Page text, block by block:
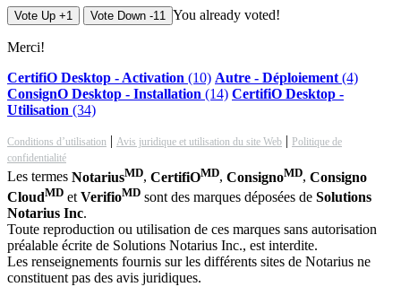
Vote Up +1 Vote Down -11 You already voted!
Merci!
CertifiO Desktop - Activation (10) Autre - Déploiement(4)
ConsignO Desktop - Installation (14) CertifiO Desktop -
Utilisation (34)
Conditions d’utilisation Avis juridique et utilisation du site Web
Politique de
confidentialité
Les termes NotariusMD, CertifiOMD, ConsignoMD, Consigno
CloudMD et VerifioMD sont des marques déposées de Solutions
Notarius Inc.
Toute reproduction ou utilisation de ces marques sans autorisation
préalable écrite de Solutions Notarius Inc., est interdite.
Les renseignements fournis sur les différents sites de Notarius ne
constituent pas des avis juridiques.